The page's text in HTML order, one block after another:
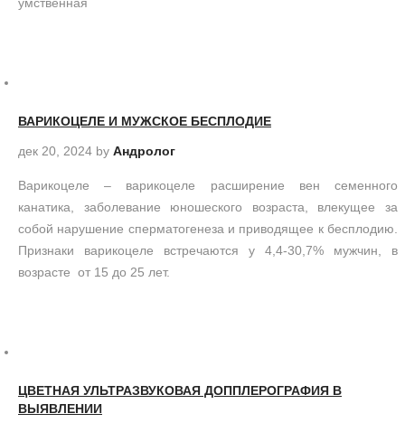
ВАРИКОЦЕЛЕ И МУЖСКОЕ БЕСПЛОДИЕ
дек 20, 2024 by Андролог
Варикоцеле – варикоцеле расширение вен семенного
канатика, заболевание юношеского возраста, влекущее за
собой нарушение сперматогенеза и приводящее к бесплодию.
Признаки варикоцеле встречаются у 4,4-30,7% мужчин, в
возрасте от 15 до 25 лет.
ЦВЕТНАЯ УЛЬТРАЗВУКОВАЯ ДОППЛЕРОГРАФИЯ В
ВЫЯВЛЕНИИ